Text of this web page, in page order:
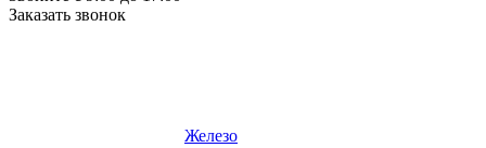
Заказать звонок
Железо